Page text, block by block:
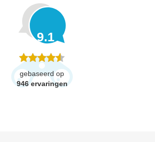
9.1
gebaseerd op
946 ervaringen